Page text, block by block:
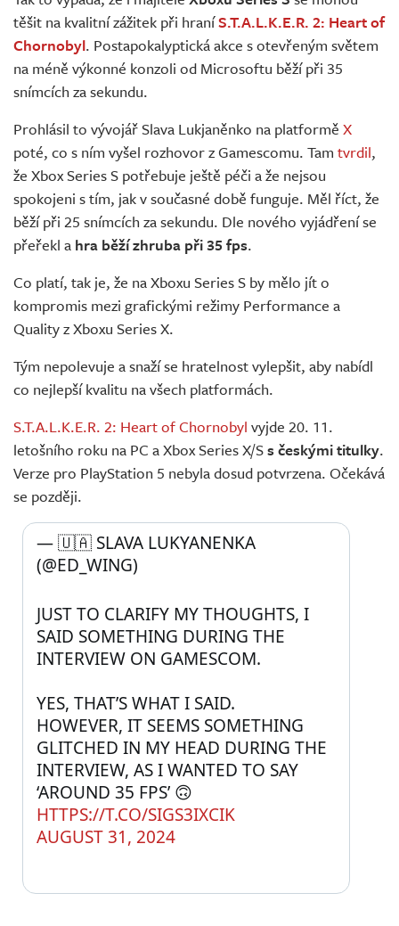
Živě
těšit na kvalitní zážitek při hraníS.T.A.L.K.E.R. 2: Heart of
Chornobyl. Postapokalyptická akce s otevřeným světem
na méně výkonné konzoli od Microsoftu běží při 35
snímcích za sekundu.
Prohlásil to vývojář Slava Lukjaněnko na platformě X
poté, co s ním vyšel rozhovor z Gamescomu. Tam tvrdil,
že Xbox Series S potřebuje ještě péči a že nejsou
spokojeni s tím, jak v současné době funguje. Měl říct, že
běží při 25 snímcích za sekundu. Dle nového vyjádření se
přeřekl a hra běží zhruba při 35 fps.
Co platí, tak je, že na Xboxu Series S by mělo jít o
kompromis mezi grafickými režimy Performance a
Quality z Xboxu Series X.
Tým nepolevuje a snaží se hratelnost vylepšit, aby nabídl
co nejlepší kvalitu na všech platformách.
S.T.A.L.K.E.R. 2: Heart of Chornobyl vyjde 20. 11.
letošního roku na PC a Xbox Series X/Ss českými titulky.
Verze pro PlayStation 5 nebyla dosud potvrzena. Očekává
se později.
JUST TO CLARIFY MY THOUGHTS, I
SAID SOMETHING DURING THE
INTERVIEW ON GAMESCOM.
YES, THAT’S WHAT I SAID.
HOWEVER, IT SEEMS SOMETHING
GLITCHED IN MY HEAD DURING THE
INTERVIEW, AS I WANTED TO SAY
HTTPS://T.CO/SIGS3IXCIK
— 🇺🇦 SLAVA LUKYANENKA
(@ED_WING)
AUGUST 31, 2024